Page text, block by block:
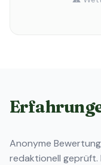
Anonyme
redaktionell geprüft.